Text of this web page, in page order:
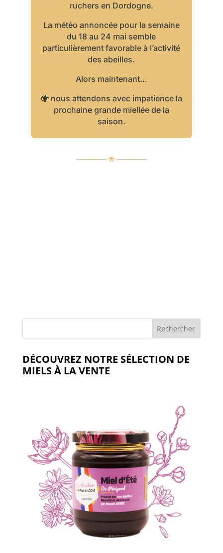
ruchers en Dordogne.
La météo annoncée pour la semaine
du 18 au 24 mai semble
particulièrement favorable à l’activité
des abeilles.
Alors maintenant…
🐝 nous attendons avec impatience la
prochaine grande miellée de la
saison.
────── 🐝 ──────
DÉCOUVREZ NOTRE SÉLECTION DE
MIELS À LA VENTE